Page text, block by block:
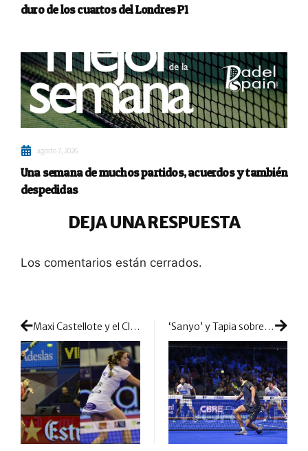
duro de los cuartos del Londres P1
agosto 7, 2026
Una semana de muchos partidos, acuerdos y también
despedidas
DEJA UNA RESPUESTA
Los comentarios están cerrados.
Maxi Castellote y el Club Metropolitan nos dan las claves para encontrar nuestro juego ‘Sanyo’ y Tapia sobreviven al déjà vu de Madrid: se quedan cerca de decir adiós antes de tiempo